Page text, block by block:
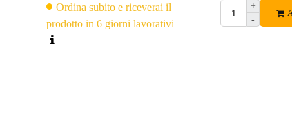
Ordina subito e riceverai il
prodotto in 6 giorni lavorativi
+
-